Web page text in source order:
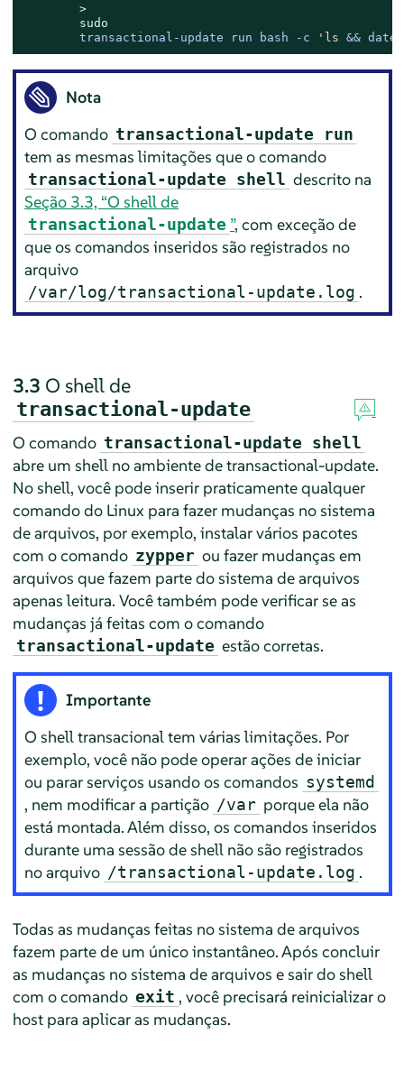
>
sudo
transactional-update run bash -c
'ls &&
Nota
O comando transactional-update run
tem as mesmas limitações que o comando
transactional-update shell descrito na
Seção 3.3, “O shell de
transactional-update ”, com exceção de
que os comandos inseridos são registrados no
arquivo
/var/log/transactional-update.log .
3.3 O shell de
transactional-update
O comando transactional-update shell
abre um shell no ambiente de transactional-update.
No shell, você pode inserir praticamente qualquer
comando do Linux para fazer mudanças no sistema
de arquivos, por exemplo, instalar vários pacotes
com o comando zypper ou fazer mudanças em
arquivos que fazem parte do sistema de arquivos
apenas leitura. Você também pode verificar se as
mudanças já feitas com o comando
transactional-update estão corretas.
Importante
O shell transacional tem várias limitações. Por
exemplo, você não pode operar ações de iniciar
ou parar serviços usando os comandos systemd
, nem modificar a partição /var porque ela não
está montada. Além disso, os comandos inseridos
durante uma sessão de shell não são registrados
no arquivo /transactional-update.log .
Todas as mudanças feitas no sistema de arquivos
fazem parte de um único instantâneo. Após concluir
as mudanças no sistema de arquivos e sair do shell
com o comando exit , você precisará reinicializar o
host para aplicar as mudanças.